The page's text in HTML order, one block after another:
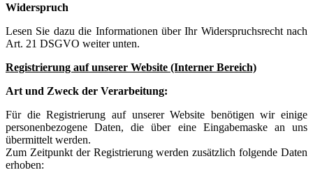
Widerspruch
Lesen Sie dazu die Informationen über Ihr Widerspruchsrecht nach
Art. 21 DSGVO weiter unten.
Registrierung auf unserer Website (Interner Bereich)
Art und Zweck der Verarbeitung:
Für die Registrierung auf unserer Website benötigen wir einige
personenbezogene Daten, die über eine Eingabemaske an uns
übermittelt werden.
Zum Zeitpunkt der Registrierung werden zusätzlich folgende Daten
erhoben: